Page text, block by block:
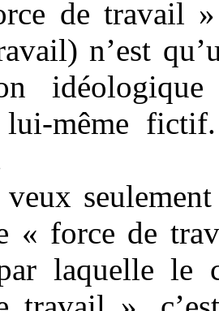
de travail »
n’est
même
« force de
laquelle